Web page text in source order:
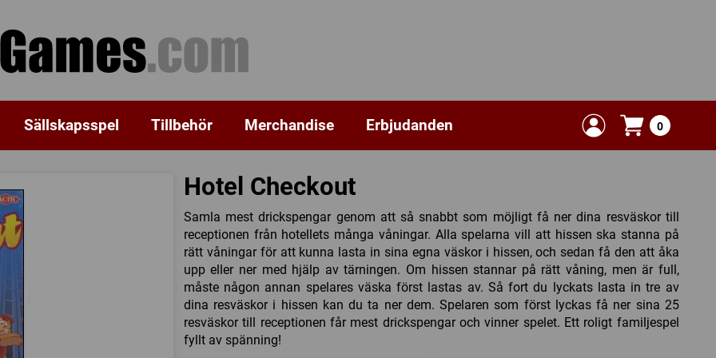
Sällskapsspel Tillbehör Merchandise Erbjudanden 0
Hotel Checkout
Samla mest drickspengar genom att så snabbt som möjligt få ner dina resväskor till
receptionen från hotellets många våningar. Alla spelarna vill att hissen ska stanna på
rätt våningar för att kunna lasta in sina egna väskor i hissen, och sedan få den att åka
upp eller ner med hjälp av tärningen. Om hissen stannar på rätt våning, men är full,
måste någon annan spelares väska först lastas av. Så fort du lyckats lasta in tre av
dina resväskor i hissen kan du ta ner dem. Spelaren som först lyckas få ner sina 25
resväskor till receptionen får mest drickspengar och vinner spelet. Ett roligt familjespel
fyllt av spänning!